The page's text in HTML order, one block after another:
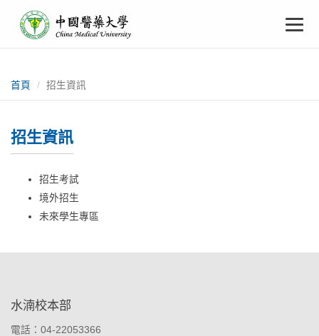
要
中
國
醫
藥
大
學
首頁 招生資訊
招生資訊
招生考試
境外招生
未來學生專區
水湳校本部
電話：04-22053366